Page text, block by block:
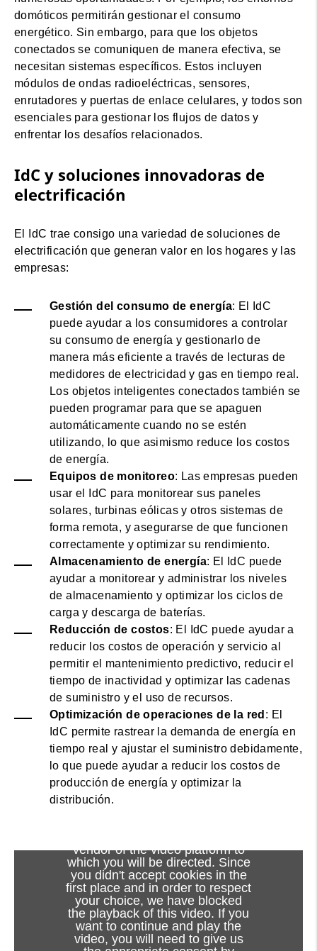
domóticos permitirán gestionar el consumo
energético. Sin embargo, para que los objetos
conectados se comuniquen de manera efectiva, se
necesitan sistemas específicos. Estos incluyen
módulos de ondas radioeléctricas, sensores,
enrutadores y puertas de enlace celulares, y todos son
esenciales para gestionar los flujos de datos y
enfrentar los desafíos relacionados.
IdC y soluciones innovadoras de
electrificación
El IdC trae consigo una variedad de soluciones de
electrificación que generan valor en los hogares y las
empresas:
Gestión del consumo de energía: El IdC
puede ayudar a los consumidores a controlar
su consumo de energía y gestionarlo de
manera más eficiente a través de lecturas de
medidores de electricidad y gas en tiempo real.
Los objetos inteligentes conectados también se
pueden programar para que se apaguen
automáticamente cuando no se estén
utilizando, lo que asimismo reduce los costos
de energía.
Equipos de monitoreo: Las empresas pueden
usar el IdC para monitorear sus paneles
solares, turbinas eólicas y otros sistemas de
forma remota, y asegurarse de que funcionen
correctamente y optimizar su rendimiento.
Almacenamiento de energía: El IdC puede
ayudar a monitorear y administrar los niveles
de almacenamiento y optimizar los ciclos de
carga y descarga de baterías.
Reducción de costos: El IdC puede ayudar a
reducir los costos de operación y servicio al
permitir el mantenimiento predictivo, reducir el
tiempo de inactividad y optimizar las cadenas
de suministro y el uso de recursos.
Optimización de operaciones de la red : El
IdC permite rastrear la demanda de energía en
tiempo real y ajustar el suministro debidamente,
lo que puede ayudar a reducir los costos de
producción de energía y optimizar la
distribución.
vendor of the video platform to
which you will be directed. Since
you didn't accept cookies in the
first place and in order to respect
your choice, we have blocked
the playback of this video. If you
want to continue and play the
video, you will need to give us